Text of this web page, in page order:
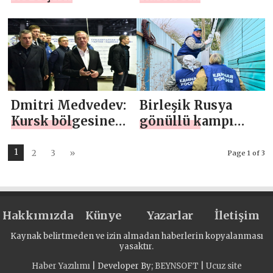
Kursk ve
Ulyanovsk
bölgelerinde
“Kendi İşimiz”
projesini başlattı
Medvedev’e sundu
Dmitri Medvedev:
Kursk bölgesine
Rus devletinin
kullanılmalı
Birleşik Rusya
gönüllü kampı
altıncı vardiyaPage 1 of 3
1 2 3 »
Hakkımızda Künye Yazarlar İletişim
Kaynak belirtmeden ve izin almadan haberlerin kopyalanması
yasaktır.
Haber Yazılımı| Developer By; BEYNSOFT Ucuz site